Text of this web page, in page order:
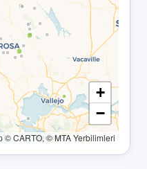
+
−
© CARTO, © MTA Yerbilimleri